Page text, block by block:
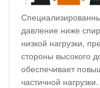
давление ниже
низкой нагрузки,
стороны высокого
обеспечивает
частичной нагрузки.